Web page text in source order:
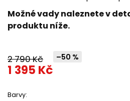
Barvy:
2 790 Kč –50 %
1 395 Kč
Možné vady naleznete v
produktu níže.